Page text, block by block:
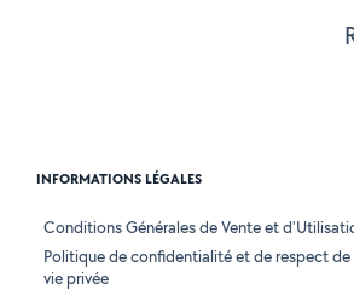
INFORMATIONS LÉGALES
Conditions Générales de Vente et
Politique de confidentialité et de respect de
vie privée